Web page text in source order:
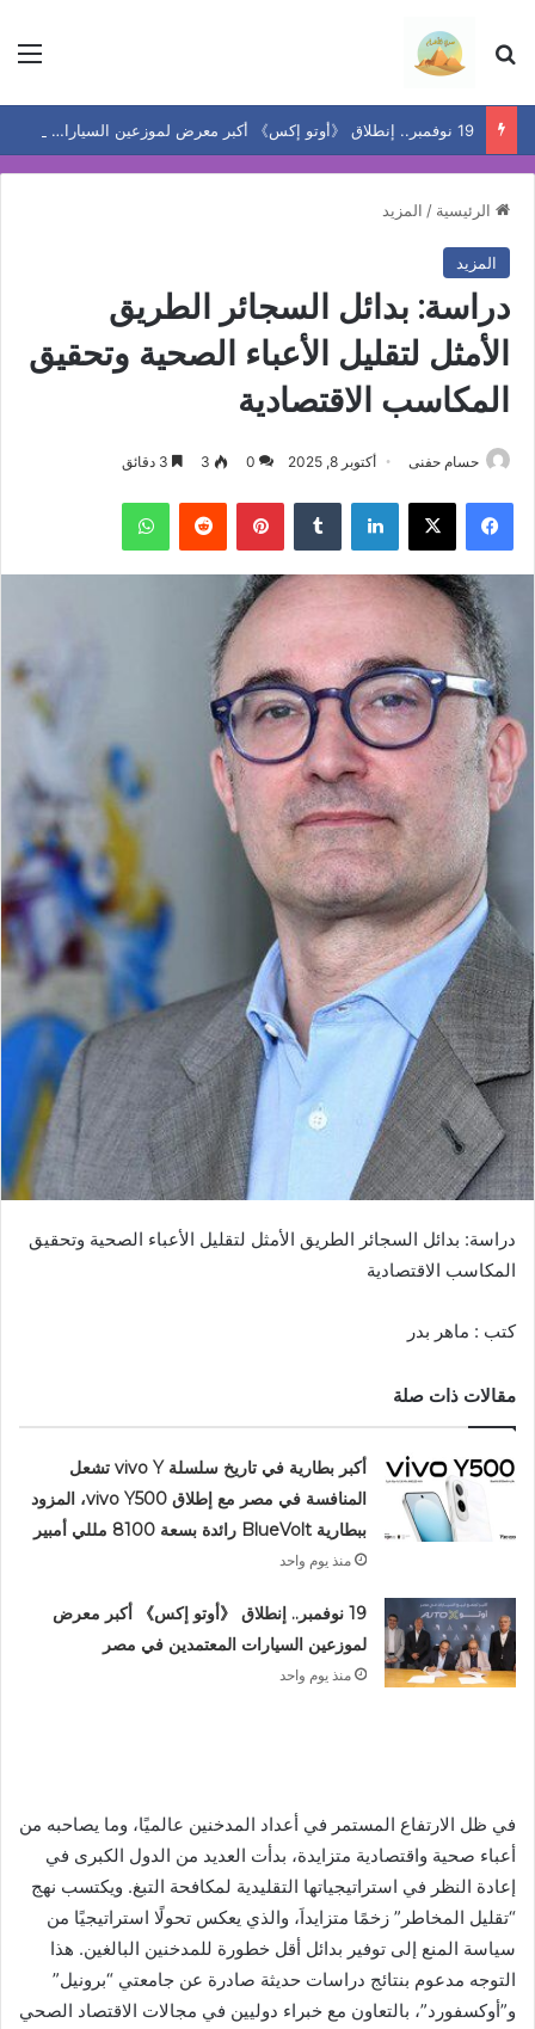
بحث عن
19 نوفمبر.. إنطلاق 《أوتو إكس》 أكبر معرض لموزعين السيارات المعتمدين في مصر
الرئيسية / المزيد
المزيد
دراسة: بدائل السجائر الطريق
الأمثل لتقليل الأعباء الصحية وتحقيق
المكاسب الاقتصادية
حسام حفنى أكتوبر 8, 2025 0
3
فيسبوك ‫X لينكدإن بينتيريست واتساب
دراسة: بدائل السجائر الطريق الأمثل لتقليل الأعباء الصحية وتحقيق
المكاسب الاقتصادية
كتب : ماهر بدر
مقالات ذات صلة
أكبر بطارية في تاريخ سلسلة vivo Y تشعل
المنافسة في مصر مع إطلاق vivo Y500، المزود
ببطارية BlueVolt رائدة بسعة 8100 مللي أمبير
منذ يوم واحد
19 نوفمبر.. إنطلاق 《أوتو إكس》 أكبر معرض
لموزعين السيارات المعتمدين في مصر
منذ يوم واحد
في ظل الارتفاع المستمر في أعداد المدخنين عالميًا، وما يصاحبه من
أعباء صحية واقتصادية متزايدة، بدأت العديد من الدول الكبرى في
إعادة النظر في استراتيجياتها التقليدية لمكافحة التبغ. ويكتسب نهج
“تقليل المخاطر” زخمًا متزايداَ، والذي يعكس تحولًا استراتيجيًا من
سياسة المنع إلى توفير بدائل أقل خطورة للمدخنين البالغين. هذا
التوجه مدعوم بنتائج دراسات حديثة صادرة عن جامعتي “برونيل”
و”أوكسفورد”، بالتعاون مع خبراء دوليين في مجالات الاقتصاد الصحي